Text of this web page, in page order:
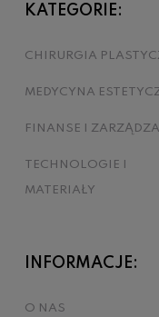
KATEGORIE:
CHIRURGIA
MEDYCYNA
FINANSE I
TECHNOLOGIE I
MATERIAŁY
INFORMACJE:
O NAS